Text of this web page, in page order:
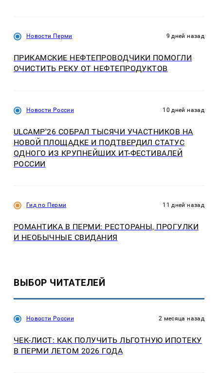
Новости Перми 9 дней назад
ПРИКАМСКИЕ НЕФТЕПРОВОДЧИКИ ПОМОГЛИ
ОЧИСТИТЬ РЕКУ ОТ НЕФТЕПРОДУКТОВ
Новости России 10 дней назад
ULCAMP'26 СОБРАЛ ТЫСЯЧИ УЧАСТНИКОВ НА
НОВОЙ ПЛОЩАДКЕ И ПОДТВЕРДИЛ СТАТУС
ОДНОГО ИЗ КРУПНЕЙШИХ ИТ-ФЕСТИВАЛЕЙ
РОССИИ
Гид по Перми 11 дней назад
РОМАНТИКА В ПЕРМИ: РЕСТОРАНЫ, ПРОГУЛКИ
И НЕОБЫЧНЫЕ СВИДАНИЯ
ВЫБОР ЧИТАТЕЛЕЙ
Новости России 2 месяца назад
ЧЕК-ЛИСТ: КАК ПОЛУЧИТЬ ЛЬГОТНУЮ ИПОТЕКУ
В ПЕРМИ ЛЕТОМ 2026 ГОДА